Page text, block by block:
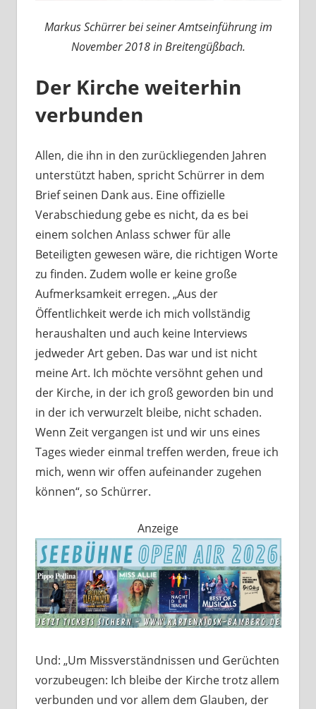
Markus Schürrer bei seiner Amtseinführung im
November 2018 in Breitengüßbach.
Der Kirche weiterhin
verbunden
Allen, die ihn in den zurückliegenden Jahren
unterstützt haben, spricht Schürrer in dem
Brief seinen Dank aus. Eine offizielle
Verabschiedung gebe es nicht, da es bei
einem solchen Anlass schwer für alle
Beteiligten gewesen wäre, die richtigen Worte
zu finden. Zudem wolle er keine große
Aufmerksamkeit erregen. „Aus der
Öffentlichkeit werde ich mich vollständig
heraushalten und auch keine Interviews
jedweder Art geben. Das war und ist nicht
meine Art. Ich möchte versöhnt gehen und
der Kirche, in der ich groß geworden bin und
in der ich verwurzelt bleibe, nicht schaden.
Wenn Zeit vergangen ist und wir uns eines
Tages wieder einmal treffen werden, freue ich
mich, wenn wir offen aufeinander zugehen
können“, so Schürrer.
Anzeige
Und: „Um Missverständnissen und Gerüchten
vorzubeugen: Ich bleibe der Kirche trotz allem
verbunden und vor allem dem Glauben, der